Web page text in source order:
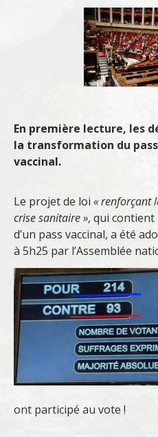
En première lecture, les
la transformation du
vaccinal.
Le projet de loi « renforçant
crise sanitaire », qui
d’un pass vaccinal, a été
à 5h25 par l’Assemblée
ont participé au vote !